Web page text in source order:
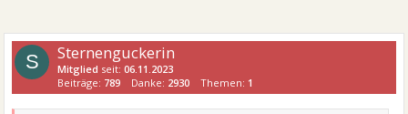
S Sternenguckerin
Mitglied seit:06.11.2023
Beiträge: 789 Danke: 2930 Themen: 1